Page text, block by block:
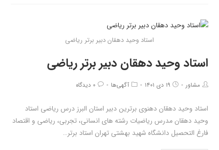
استاد وحید دهقان دبیر برتر ریاضی
استاد وحید دهقان دبیر برتر ریاضی
مشاور ۱۹ دی ۱۴۰۱ آگهی‌ها ۰ دیدگاه
استاد وحید دهقان دهنوی برترین دبیر استان البرز درس ریاضی استاد
وحید دهقان مدرس ریاضیات رشته های انسانی، تجربی، ریاضی و اقتصاد
فارغ التحصیل دانشگاه شهید بهشتی تهران استاد برتر…